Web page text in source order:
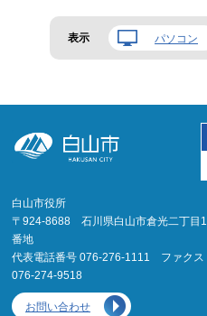
表示 パソコン
白山市役所
〒924-8688 石川県白山市倉光二丁目1
番地
代表電話番号 076-276-1111 ファクス
076-274-9518
お問い合わせ